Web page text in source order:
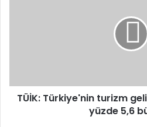
5,6
büyüdü
TÜİK: Türkiye'nin turizm
yüzde 5,6